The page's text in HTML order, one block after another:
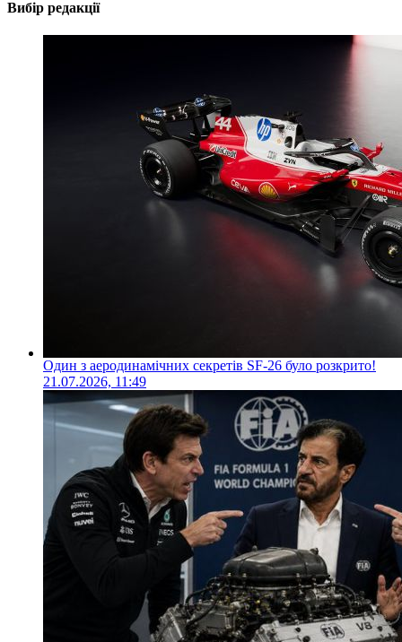
Вибір редакції
Один з аеродинамічних секретів SF-26 було розкрито!
21.07.2026, 11:49